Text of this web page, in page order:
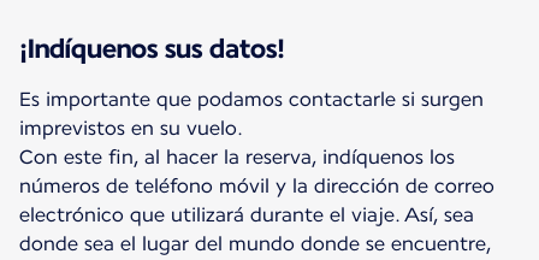
¡Indíquenos sus datos!
Es importante que podamos contactarle si surgen
imprevistos en su vuelo.
Con este fin, al hacer la reserva, indíquenos los
números de teléfono móvil y la dirección de correo
electrónico que utilizará durante el viaje. Así, sea
donde sea el lugar del mundo donde se encuentre,